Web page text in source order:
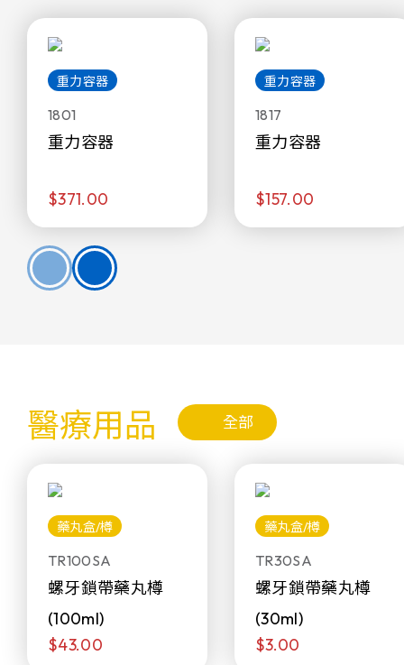
重力容器
1801
重力容器
$371.00
重力容器
1817
重力容器
$157.00
醫療用品 全部
藥丸盒/樽
TR100SA
螺牙鎖帶藥丸樽
(100ml)
$43.00
藥丸盒/樽
TR30SA
螺牙鎖帶藥丸樽
(30ml)
$3.00